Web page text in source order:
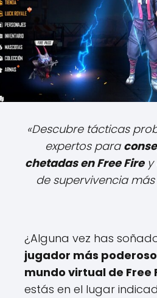
«Descubre tácticas
expertos para
chetadas en Free Firey
de supervivencia
¿Alguna vez has
jugador más
mundo virtual de Free
estás en el lugar